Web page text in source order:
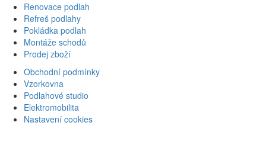
Renovace podlah
Refreš podlahy
Pokládka podlah
Montáže schodů
Prodej zboží
Obchodní podmínky
Vzorkovna
Podlahové studio
Elektromobilita
Nastavení cookies